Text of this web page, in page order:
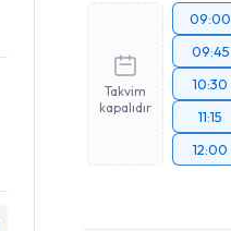
Takvim
kapalıdır
09:00
09:45
10:30
11:15
12:00